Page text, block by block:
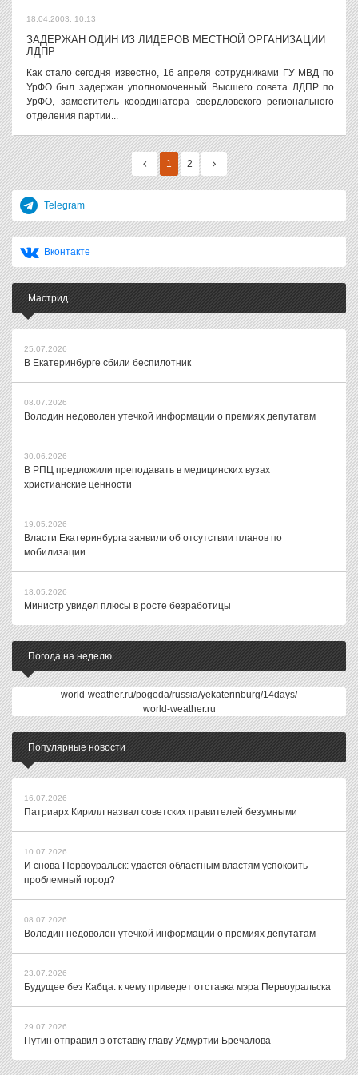
18.04.2003, 10:13
ЗАДЕРЖАН ОДИН ИЗ ЛИДЕРОВ МЕСТНОЙ ОРГАНИЗАЦИИ
ЛДПР
Как стало сегодня известно, 16 апреля сотрудниками ГУ МВД по
УрФО был задержан уполномоченный Высшего совета ЛДПР по
УрФО, заместитель координатора свердловского регионального
отделения партии...
1 2
Telegram
Вконтакте
Мастрид
25.07.2026
В Екатеринбурге сбили беспилотник
08.07.2026
Володин недоволен утечкой информации о премиях депутатам
30.06.2026
В РПЦ предложили преподавать в медицинских вузах
христианские ценности
19.05.2026
Власти Екатеринбурга заявили об отсутствии планов по
мобилизации
18.05.2026
Министр увидел плюсы в росте безработицы
Погода на неделю
world-weather.ru/pogoda/russia/yekaterinburg/14days/
world-weather.ru
Популярные новости
16.07.2026
Патриарх Кирилл назвал советских правителей безумными
10.07.2026
И снова Первоуральск: удастся областным властям успокоить
проблемный город?
08.07.2026
Володин недоволен утечкой информации о премиях депутатам
23.07.2026
Будущее без Кабца: к чему приведет отставка мэра Первоуральска
29.07.2026
Путин отправил в отставку главу Удмуртии Бречалова